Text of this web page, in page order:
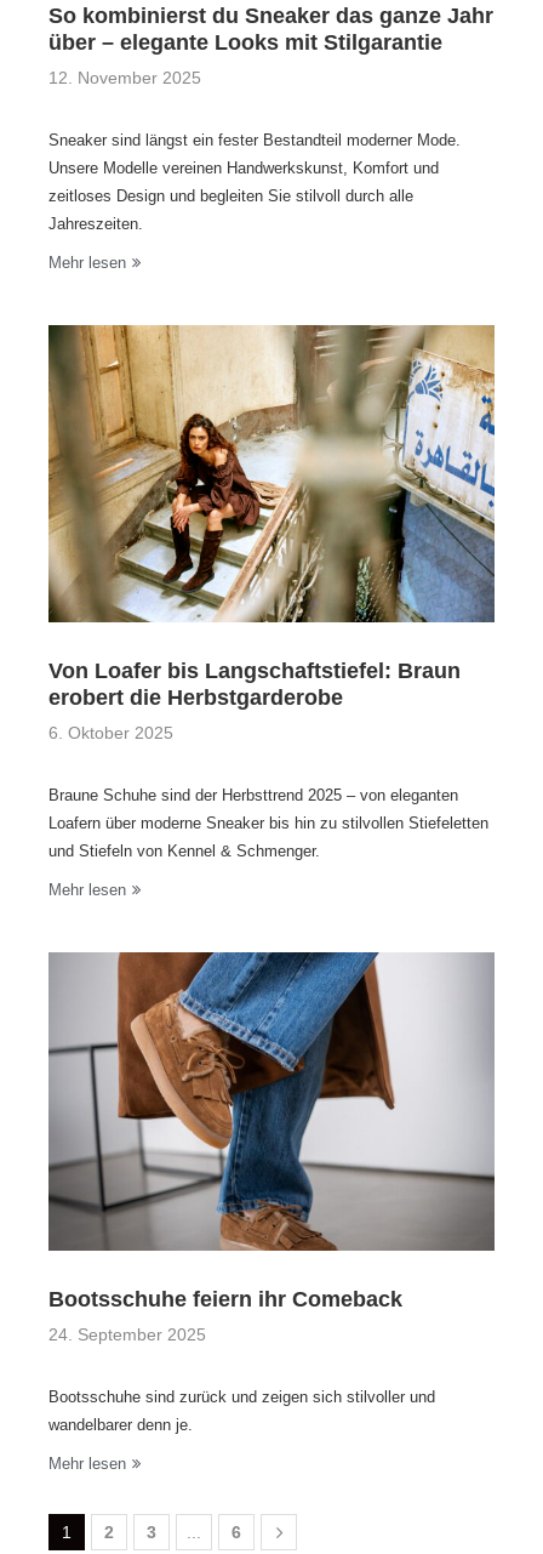
So kombinierst du Sneaker das ganze Jahr
über – elegante Looks mit Stilgarantie
12. November 2025
Sneaker sind längst ein fester Bestandteil moderner Mode.
Unsere Modelle vereinen Handwerkskunst, Komfort und
zeitloses Design und begleiten Sie stilvoll durch alle
Jahreszeiten.
Mehr lesen
Von Loafer bis Langschaftstiefel: Braun
erobert die Herbstgarderobe
6. Oktober 2025
Braune Schuhe sind der Herbsttrend 2025 – von eleganten
Loafern über moderne Sneaker bis hin zu stilvollen Stiefeletten
und Stiefeln von Kennel & Schmenger.
Mehr lesen
Bootsschuhe feiern ihr Comeback
24. September 2025
Bootsschuhe sind zurück und zeigen sich stilvoller und
wandelbarer denn je.
Mehr lesen
1 2 3 6